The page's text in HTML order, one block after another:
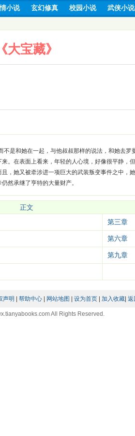
小说 玄幻修真 校园小说 武侠小
《大宝藏》
是和她在一起，与他叔叔那样的说法，和她去
。在表面上看来，年轻的人心境，好像很平静，
，她又被牵涉进一项巨大的武装叛变事件之中，
然承继了亨特的大量财产。
正文
第三章
第六章
第九章
声明 帮助中心| 网站地图 设为首页| 加入收藏| 返
All Rights Reserved.